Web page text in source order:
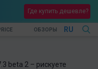
Где купить дешевле?
ОБЗОРЫ RU
beta 2 – рискуете